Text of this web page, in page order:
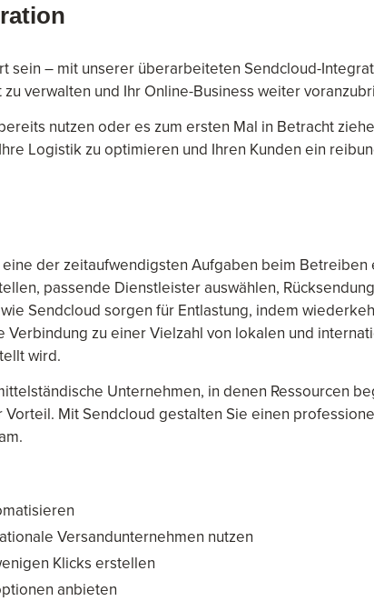
sein – mit unserer überarbeiteten Sendcloud-
verwalten und Ihr Online-Business weiter
nutzen oder es zum ersten Mal in Betracht
Logistik zu optimieren und Ihren Kunden ein
der zeitaufwendigsten Aufgaben beim Betreiben
passende Dienstleister auswählen,
Sendcloud sorgen für Entlastung, indem
Verbindung zu einer Vielzahl von lokalen und
wird.
Unternehmen, in denen Ressourcen
Vorteil. Mit Sendcloud gestalten Sie einen
Versandunternehmen nutzen
Klicks erstellen
anbieten